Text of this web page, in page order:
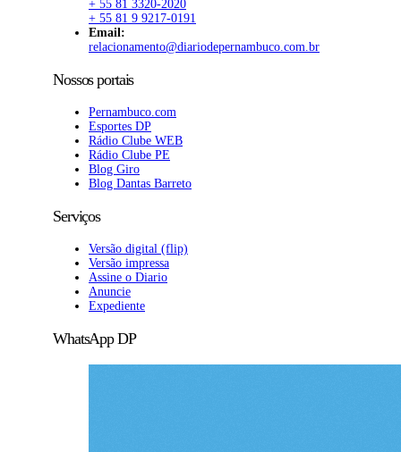
+ 55 81 3320-2020
+ 55 81 9 9217-0191
Email:
relacionamento@diariodepernambuco.com.br
Nossos portais
Pernambuco.com
Esportes DP
Rádio Clube WEB
Rádio Clube PE
Blog Giro
Blog Dantas Barreto
Serviços
Versão digital (flip)
Versão impressa
Assine o Diario
Anuncie
Expediente
WhatsApp DP